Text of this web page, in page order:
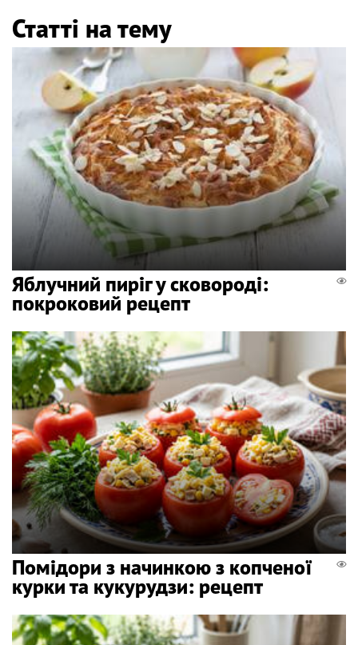
Статті на тему
Яблучний пиріг у сковороді:
покроковий рецепт
Помідори з начинкою з копченої
курки та кукурудзи: рецепт